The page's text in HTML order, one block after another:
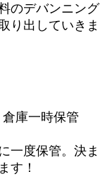
のデバンニング
り出していきま
庫一時保管
一度保管。決ま
す！